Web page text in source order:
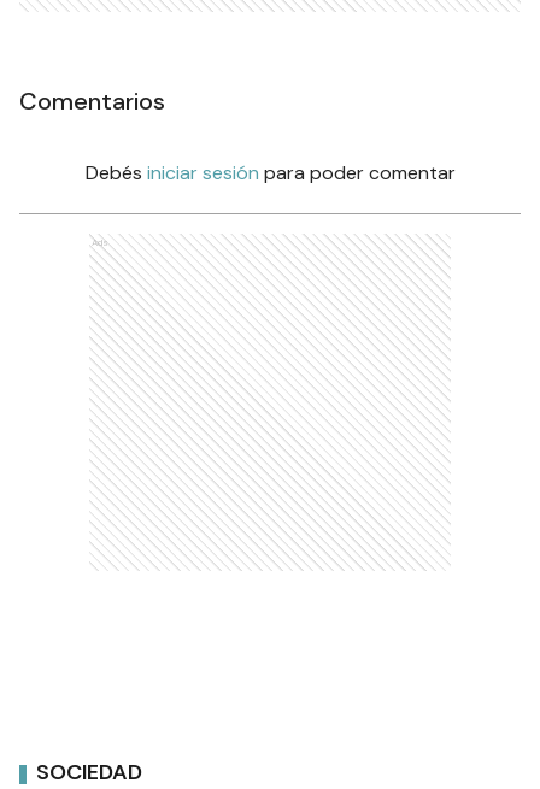
Comentarios
Debés iniciar sesión para poder comentar
Ads
SOCIEDAD